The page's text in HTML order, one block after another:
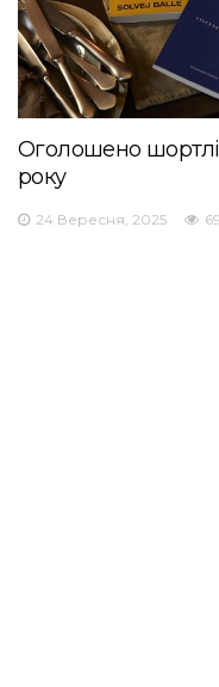
Оголошено
року
24 Вересня, 2025